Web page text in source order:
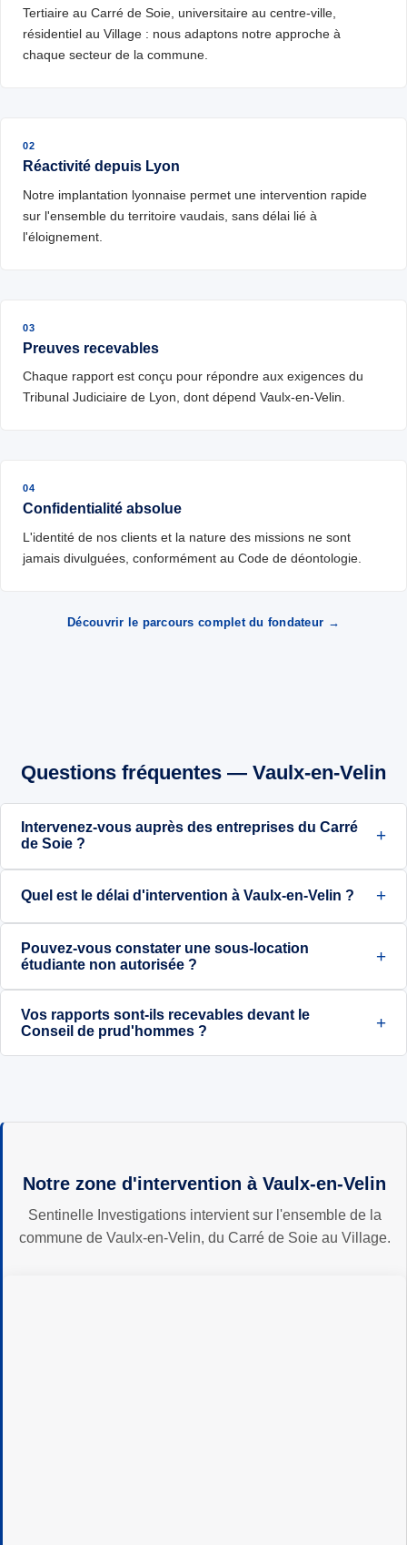
Tertiaire au Carré de Soie, universitaire au centre-ville,
résidentiel au Village : nous adaptons notre approche à
chaque secteur de la commune.
02
Réactivité depuis Lyon
Notre implantation lyonnaise permet une intervention rapide
sur l'ensemble du territoire vaudais, sans délai lié à
l'éloignement.
03
Preuves recevables
Chaque rapport est conçu pour répondre aux exigences du
Tribunal Judiciaire de Lyon, dont dépend Vaulx-en-Velin.
04
Confidentialité absolue
L'identité de nos clients et la nature des missions ne sont
jamais divulguées, conformément au Code de déontologie.
Découvrir le parcours complet du fondateur →
Questions fréquentes — Vaulx-en-Velin
Intervenez-vous auprès des entreprises du Carré
de Soie ?
Quel est le délai d'intervention à Vaulx-en-Velin ?
Pouvez-vous constater une sous-location
étudiante non autorisée ?
Vos rapports sont-ils recevables devant le
Conseil de prud'hommes ?
Notre zone d'intervention à Vaulx-en-Velin
Sentinelle Investigations intervient sur l'ensemble de la
commune de Vaulx-en-Velin, du Carré de Soie au Village.